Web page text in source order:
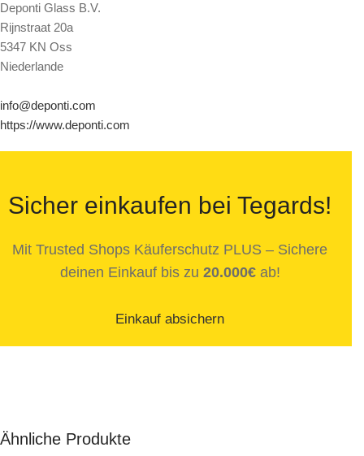
Deponti Glass B.V.
Rijnstraat 20a
5347 KN Oss
Niederlande
info@deponti.com
https://www.deponti.com
Sicher einkaufen bei Tegards!
Mit Trusted Shops Käuferschutz PLUS – Sichere
deinen Einkauf bis zu 20.000€ab!
Einkauf absichern
Ähnliche Produkte